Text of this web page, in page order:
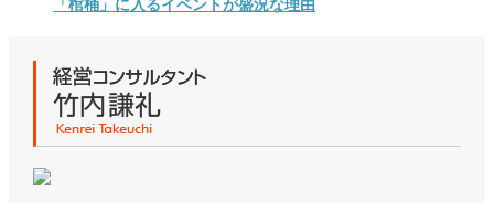
「棺桶」に入るイベントが盛況な理由